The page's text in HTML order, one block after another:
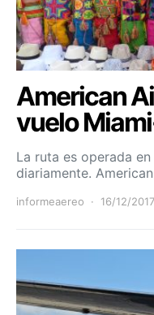
American
vuelo
La ruta es operada
diariamente.
informeaereo 16/12/2017